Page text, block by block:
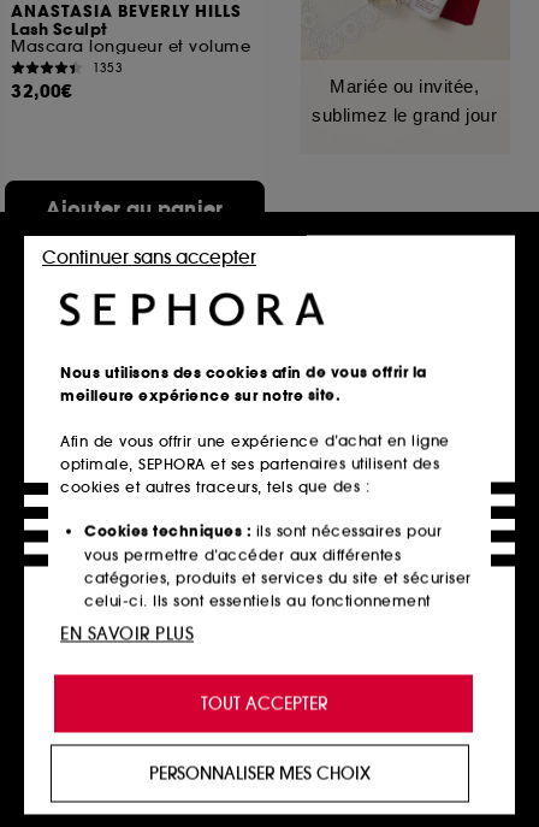
ANASTASIA BEVERLY HILLS
Lash Sculpt
Mascara longueur et volume
1353
32,00€
Ajouter au panier
Mariée ou invitée,
sublimez le grand jour
ESTÉE LAUDER
Sumptuous Extreme
Mascara Volume Cils Démultipliés
42,00€
Ajouter au panier
LANCÔME
Lash Idôle Mascara Melter
Mascara Démaquillant
1731
35,00€
Ajouter au panier
Nous utilisons des cookies afin de vous offrir la
meilleure expérience sur notre site.
Afin de vous offrir une expérience d’achat en ligne
optimale, SEPHORA et ses partenaires utilisent des
cookies et autres traceurs, tels que des :
Cookies techniques : ils sont nécessaires pour
vous permettre d’accéder aux différentes
catégories, produits et services du site et sécuriser
celui-ci. Ils sont essentiels au fonctionnement
technique du site et ne peuvent être désactivés.
de vous offrir une expérience enrichie et
personnalisée en vous recommandant des
produits, des services et des contenus qui
proposer des offres promotionnelles adaptées à
votre profil.
TOUT ACCEPTER
Continuer sans accepter
PERSONNALISER MES CHOIX
EN SAVOIR PLUS